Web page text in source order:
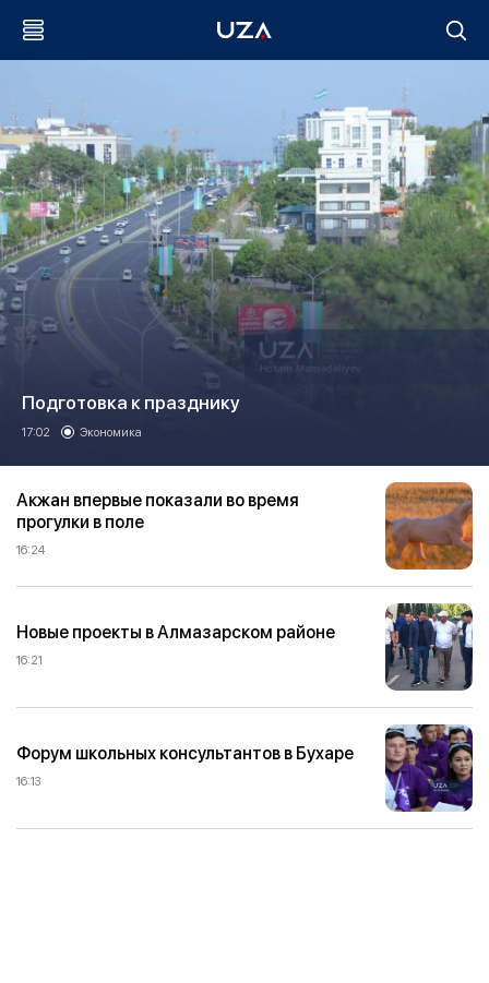
Подготовка к празднику
17:02 Экономика
Акжан впервые показали во время
прогулки в поле
16:24
Новые проекты в Алмазарском районе
16:21
Форум школьных консультантов в Бухаре
16:13